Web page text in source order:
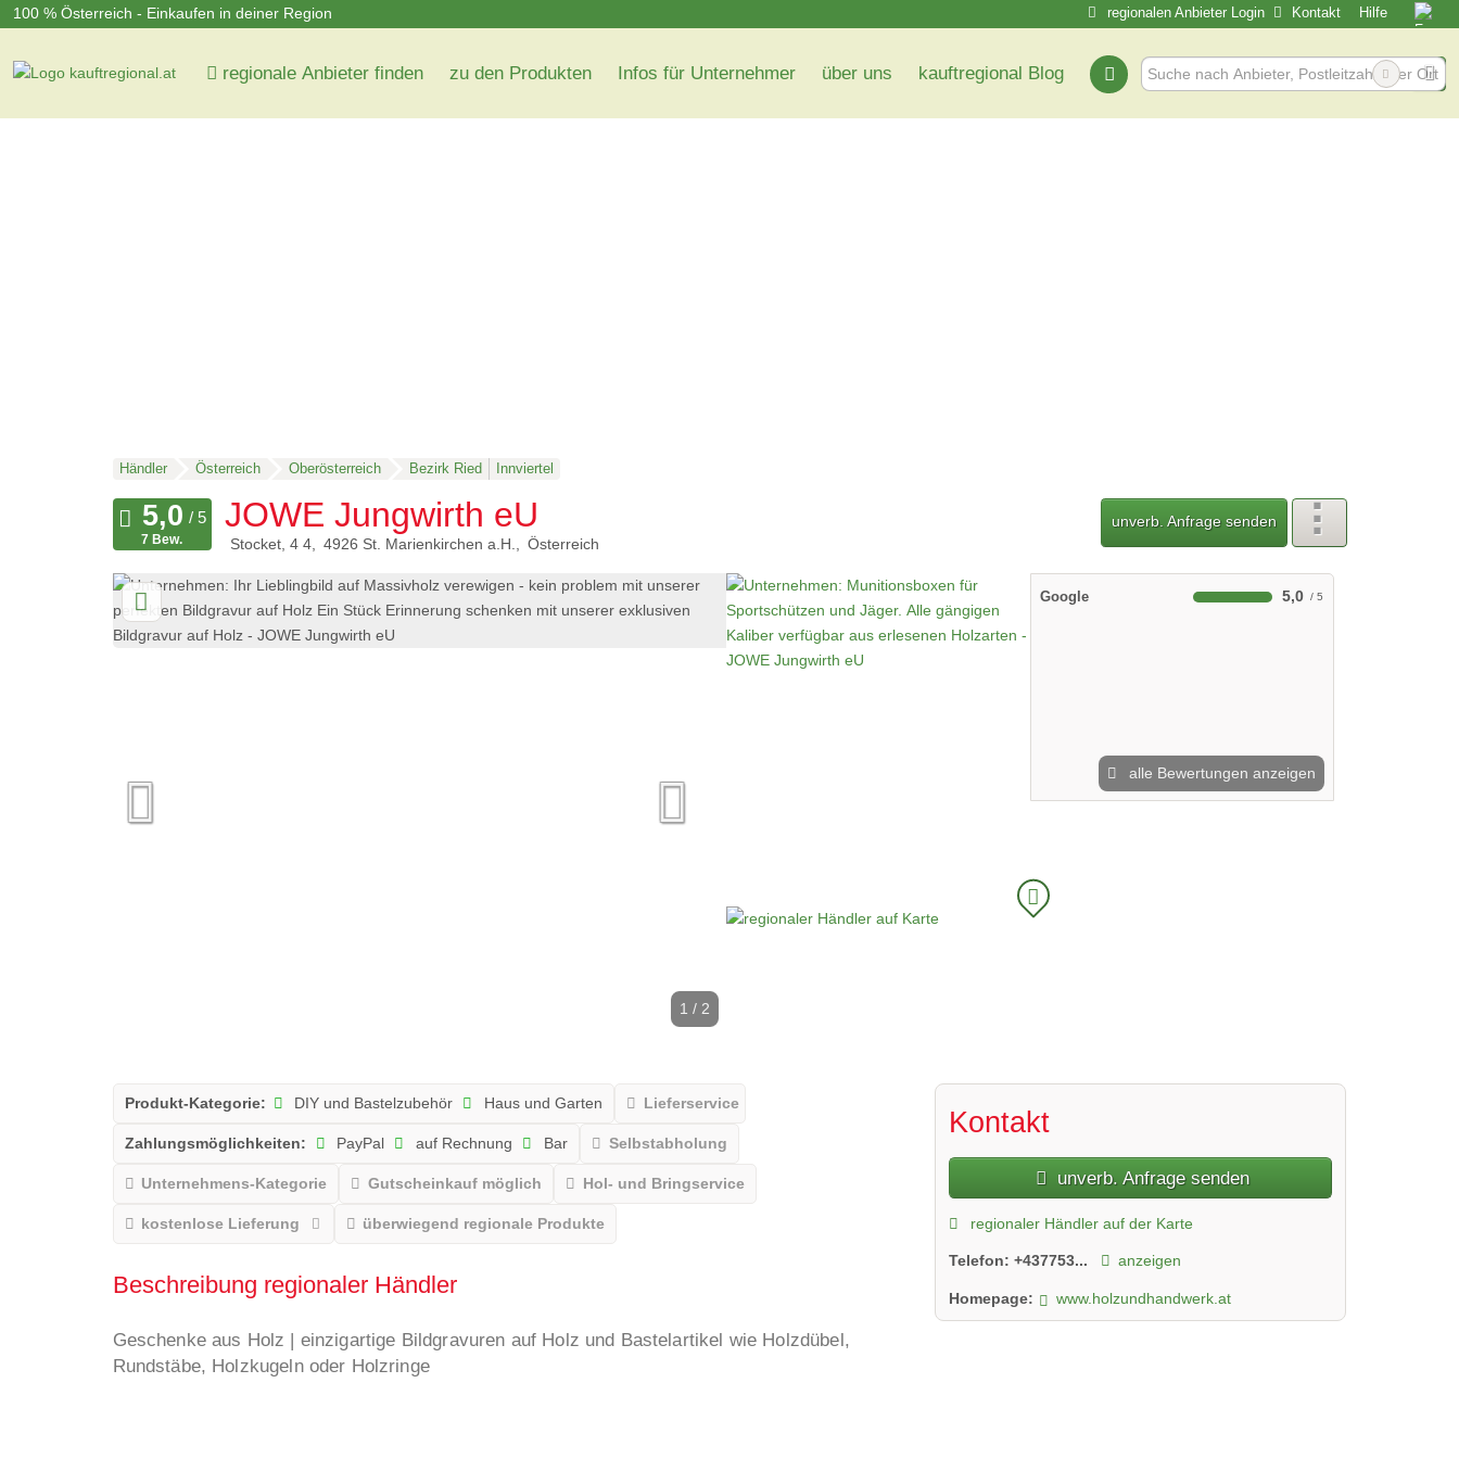
100 % Österreich - Einkaufen in deiner Region regionalen Anbieter Login Kontakt Hilfe
regionale Anbieter finden zu den Produkten Infos für Unternehmer über uns kauftregional Blog
Händler Österreich Oberösterreich Bezirk Ried Innviertel
JOWE Jungwirth eU
Stocket, 4 4 4926 St. Marienkirchen a.H. Österreich
unverb. Anfrage senden
7 Bew.
1 / 2
Google 5,0
alle Bewertungen anzeigen
Produkt-Kategorie: DIY und Bastelzubehör Haus und Garten Lieferservice
Zahlungsmöglichkeiten: PayPal auf Rechnung Bar Selbstabholung
Unternehmens-Kategorie Gutscheinkauf möglich Hol- und Bringservice
kostenlose Lieferung überwiegend regionale Produkte
Beschreibung regionaler Händler
Geschenke aus Holz | einzigartige Bildgravuren auf Holz und Bastelartikel wie Holzdübel,
Rundstäbe, Holzkugeln oder Holzringe
Kontakt
unverb. Anfrage senden
regionaler Händler auf der Karte
Telefon:+437753... anzeigen
Homepage: www.holzundhandwerk.at